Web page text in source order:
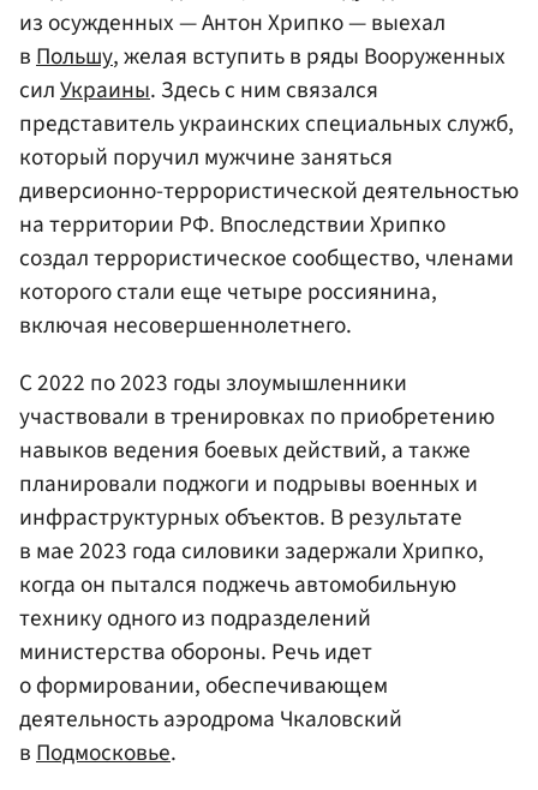
из осужденных — Антон Хрипко — выехал
вПольшу, желая вступить в ряды Вооруженных
силУкраины. Здесь с ним связался
представитель украинских специальных служб,
который поручил мужчине заняться
диверсионно-террористической деятельностью
на территории РФ. Впоследствии Хрипко
создал террористическое сообщество, членами
которого стали еще четыре россиянина,
включая несовершеннолетнего.
С 2022 по 2023 годы злоумышленники
участвовали в тренировках по приобретению
навыков ведения боевых действий, а также
планировали поджоги и подрывы военных и
инфраструктурных объектов. В результате
в мае 2023 года силовики задержали Хрипко,
когда он пытался поджечь автомобильную
технику одного из подразделений
министерства обороны. Речь идет
о формировании, обеспечивающем
деятельность аэродрома Чкаловский
в Подмосковье.